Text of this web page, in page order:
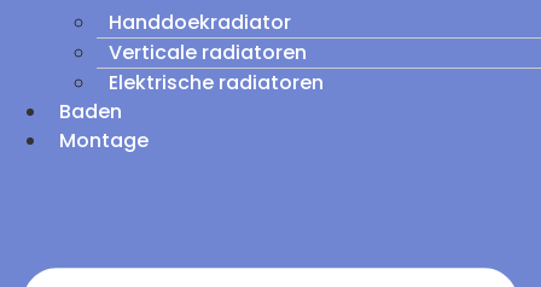
Handdoekradiator
Verticale radiatoren
Elektrische radiatoren
Baden
Montage